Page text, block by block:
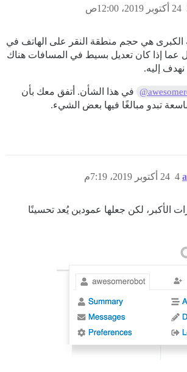
24 أكتوبر 2019، 12:00ص
الكبرى هي حجم منطقة النقر على الهاتف في
عما إذا كان تعديل بسيط في المسافات هناك
إليه.
في هذا الشأن. أتفق معك بأن
تبدو مبالغًا فيها بعض الشيء.
24 أكتوبر 2019، 7:19م 4
الأكبر، لكن جعلها عمودين يُعد تحسينًا